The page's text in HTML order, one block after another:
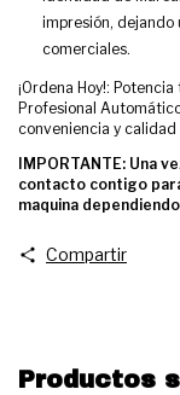
impresión, dejando
comerciales.
¡Ordena Hoy!:
Profesional
conveniencia y
IMPORTANTE: Una
contacto contigo
maquina
Compartir
Productos